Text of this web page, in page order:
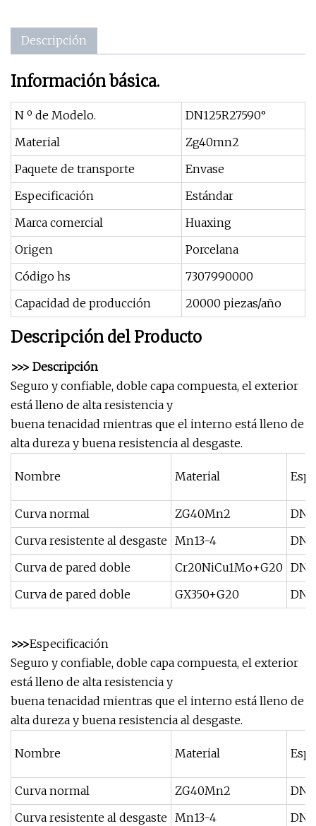
Descripción
Información básica.
N º de Modelo.
DN125R27590°
Material
Zg40mn2
Paquete de transporte
Envase
Especificación
Estándar
Marca comercial
Huaxing
Origen
Porcelana
Código hs
7307990000
Capacidad de producción
20000 piezas/año
Descripción del Producto
>>> Descripción
Seguro y confiable, doble capa compuesta, el exterior
está lleno de alta resistencia y
buena tenacidad mientras que el interno está lleno de
alta dureza y buena resistencia al desgaste.
Nombre Material
Curva normal ZG40Mn2
Curva resistente al desgaste Mn13-4
Curva de pared doble
Cr20NiCu1Mo+G20
Curva de pared doble
GX350+G20
>>>Especificación
Seguro y confiable, doble capa compuesta, el exterior
está lleno de alta resistencia y
buena tenacidad mientras que el interno está lleno de
alta dureza y buena resistencia al desgaste.
Nombre Material
Curva normal ZG40Mn2
Curva resistente al desgaste Mn13-4